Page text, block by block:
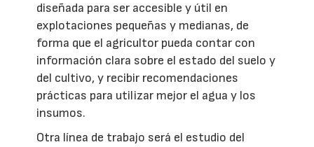
diseñada para ser accesible y útil en
explotaciones pequeñas y medianas, de
forma que el agricultor pueda contar con
información clara sobre el estado del suelo y
del cultivo, y recibir recomendaciones
prácticas para utilizar mejor el agua y los
insumos.
Otra línea de trabajo será el estudio del